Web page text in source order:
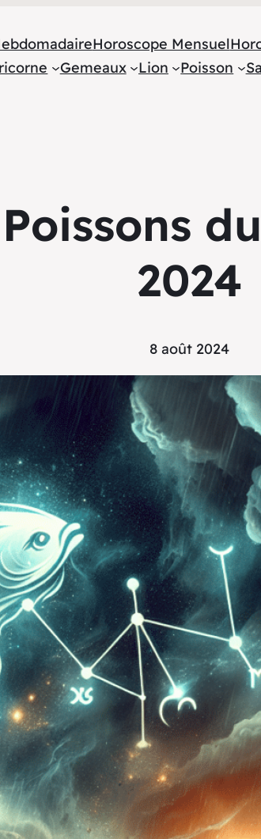
Horoscope Mensuel
Gemeaux Lion Poisson
2024
8 août 2024